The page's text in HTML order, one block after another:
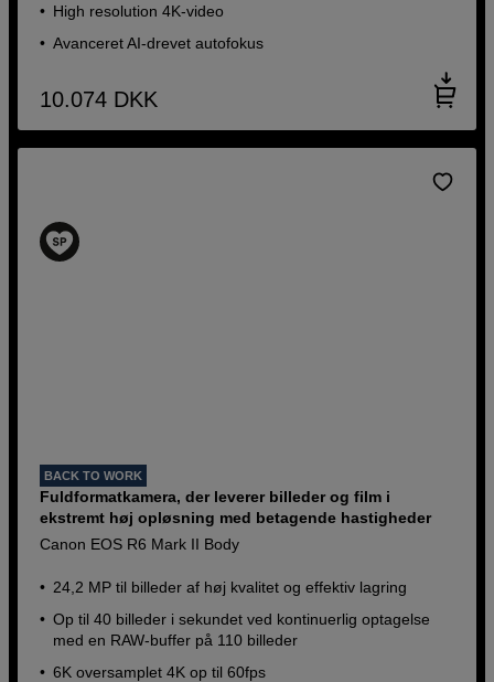
High resolution 4K-video
Avanceret AI-drevet autofokus
10.074 DKK
BACK TO WORK
Fuldformatkamera, der leverer billeder og film i
ekstremt høj opløsning med betagende hastigheder
Canon EOS R6 Mark II Body
24,2 MP til billeder af høj kvalitet og effektiv lagring
Op til 40 billeder i sekundet ved kontinuerlig optagelse
med en RAW-buffer på 110 billeder
6K oversamplet 4K op til 60fps